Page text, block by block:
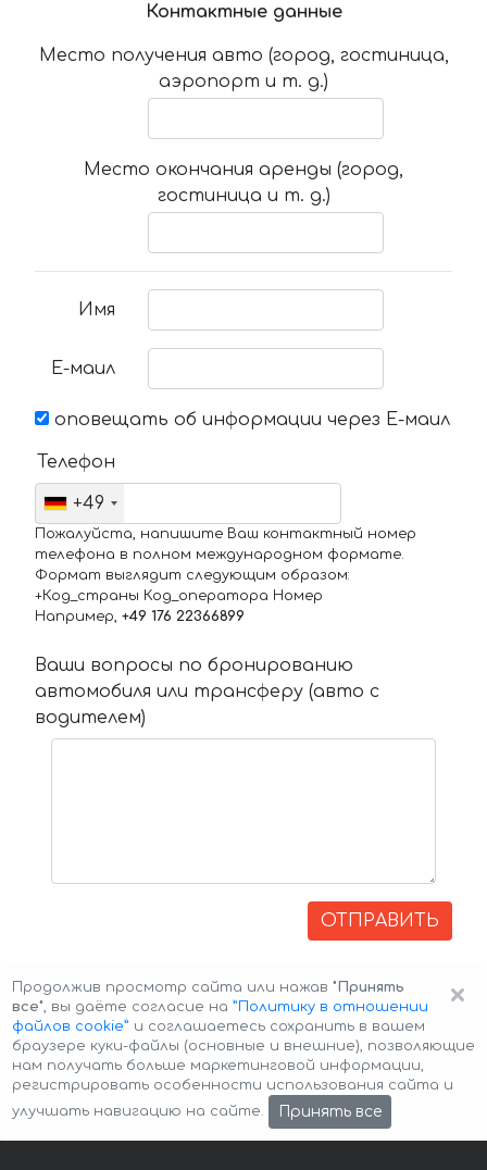
Контактные данные
Место получения авто (город, гостиница,
аэропорт и т. д.)
Место окончания аренды (город,
гостиница и т. д.)
Имя
Е-маил
оповещать об информации через Е-маил
Телефон
+49
Пожалуйста, напишите Ваш контактный номер
телефона в полном международном формате.
Формат выглядит следующим образом:
+Код_страны Код_оператора Номер
Например, +49 176 22366899
Ваши вопросы по бронированию
автомобиля или трансферу (авто с
водителем)
ОТПРАВИТЬ
Авторские права © 2026 Авто-Аренда Cookie Policy
×
Продолжив просмотр сайта или нажав "Принять
все", вы даёте согласие на ”Политику в отношении
файлов cookie” и соглашаетесь сохранить в вашем
браузере куки-файлы (основные и внешние), позволяющие
нам получать больше маркетинговой информации,
регистрировать особенности использования сайта и
улучшать навигацию на сайте.
Принять все